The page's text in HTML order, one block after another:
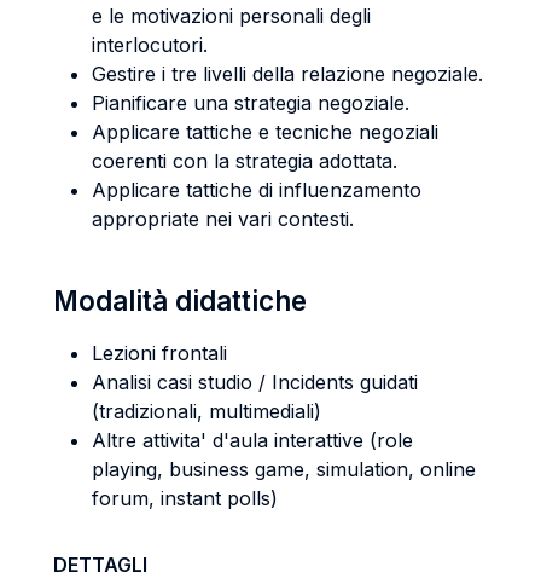
e le motivazioni personali degli
interlocutori.
Gestire i tre livelli della relazione negoziale.
Pianificare una strategia negoziale.
Applicare tattiche e tecniche negoziali
coerenti con la strategia adottata.
Applicare tattiche di influenzamento
appropriate nei vari contesti.
Modalità didattiche
Lezioni frontali
Analisi casi studio / Incidents guidati
(tradizionali, multimediali)
Altre attivita' d'aula interattive (role
playing, business game, simulation, online
forum, instant polls)
DETTAGLI